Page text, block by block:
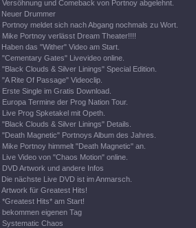
Versöhnung und Comeback von Portnoy abgelehnt.
Neuer Drummer
Portnoy meldet sich nach Abgang nochmals zu Wort.
Mike Portnoy verlässt Dream Theater!!!!
Haben das "Wither" Video am Start.
"Cementary Gates" Livevideo online.
"Black Clouds & Silver Linings" Special Edition.
"A Rite Of Passage" Videoclip.
Erste Single im Gratis Download.
Europa Termine der Prog Nation Tour.
Live Prog Spketakel mit Opeth.
"Black Clouds & Silver Linings" Details.
"Death Magnetic" Portnoys Album des Jahres.
Mike Portnoy himmelt "Death Magnetic" an.
Live Video von "Chaos Motion" online.
DVD Artwork und andere Infos
Die nächste Live DVD ist im Anmarsch.
Artwork für Greatest Hits!
*Greatest Hits* am Start!
bekommen eigenen Tag
Systematic Chaos